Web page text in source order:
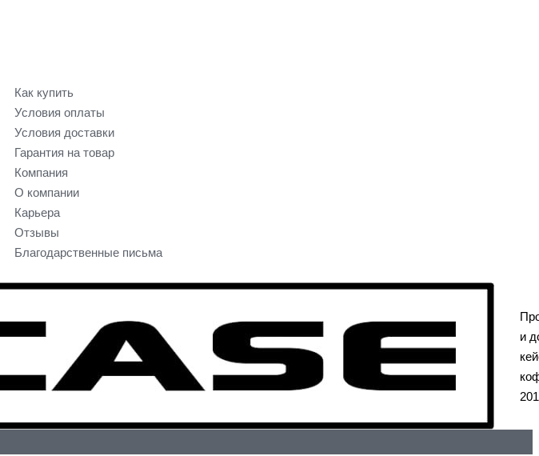
Как купить
Условия оплаты
Условия доставки
Гарантия на товар
Компания
О компании
Карьера
Отзывы
Благодарственные письма
и